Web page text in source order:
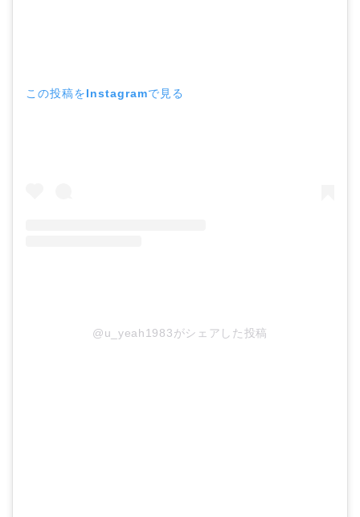
この投稿をInstagramで見る
@u_yeah1983がシェアした投稿